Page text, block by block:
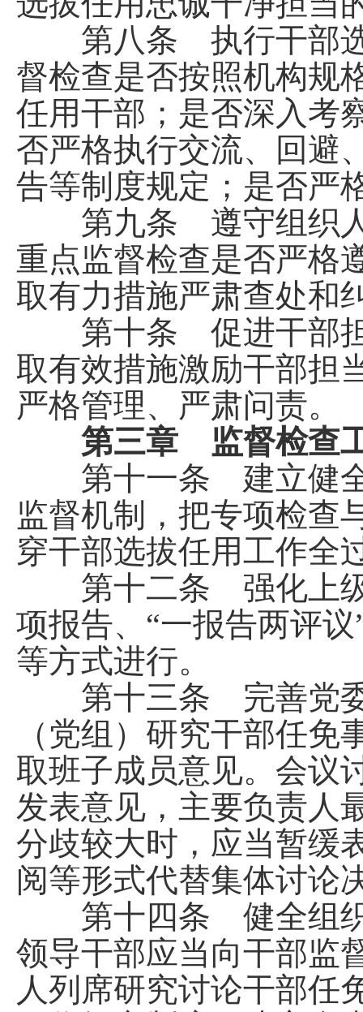
第八条 执行干部选
督检查是否按照机构规
任用干部；是否深入考
否严格执行交流、回避
告等制度规定；是否严
第九条 遵守组织人
重点监督检查是否严格
取有力措施严肃查处和
第十条 促进干部担
取有效措施激励干部担
严格管理、严肃问责。
第三章 监督检查
第十一条 建立健全
监督机制，把专项检查
穿干部选拔任用工作全
第十二条 强化上级
项报告、“一报告两评
等方式进行。
第十三条 完善党委
（党组）研究干部任
取班子成员意见。会议
发表意见，主要负责人
分歧较大时，应当暂缓
阅等形式代替集体讨论
第十四条 健全组织
领导干部应当向干部监
人列席研究讨论干部任